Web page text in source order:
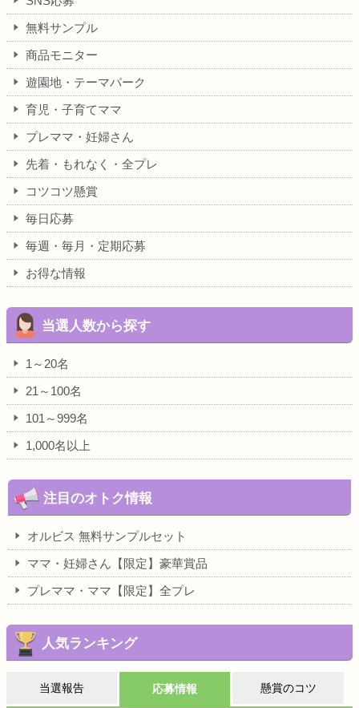
無料サンプル
商品モニター
遊園地・テーマパーク
育児・子育てママ
プレママ・妊婦さん
先着・もれなく・全プレ
コツコツ懸賞
毎日応募
毎週・毎月・定期応募
お得な情報
当選人数から探す
1～20名
21～100名
101～999名
1,000名以上
注目のオトク情報
オルビス 無料サンプルセット
ママ・妊婦さん【限定】豪華賞品
プレママ・ママ【限定】全プレ
人気ランキング
当選報告 応募情報 懸賞のコツ